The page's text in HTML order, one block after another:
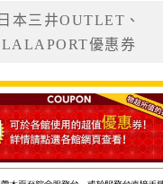
日本三井OUTLET、
LALAPORT優惠券